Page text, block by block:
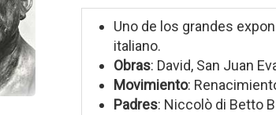
Uno de los grandes
italiano.
Obras: David, San Juan
Movimiento:
Padres: Niccolò di Betto